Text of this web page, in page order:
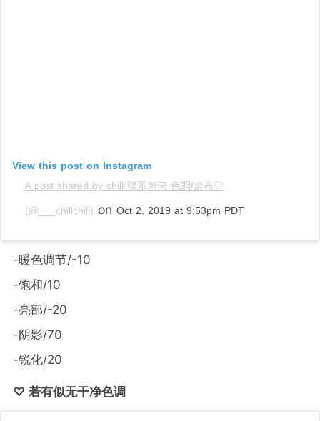
View this post on Instagram
A post shared by chillᶜ韓系한국 色調/桌布♡
(@___chillchill) on Oct 2, 2019 at 9:53pm PDT
-暖色调节/-10
-饱和/10
-亮部/-20
-阴影/70
-锐化/20
♡ 若有似无干净色调